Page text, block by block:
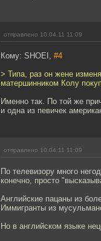
отправлено 10.04.11 11:09
Кому: SHOEI, #4
> Типа, раз он жене
матершинником Колу
Именно так. По той же
и одна из певичек
отправлено 10.04.11 11:09
По телевизору много
конечно, просто
Английские пацаны из
Иммигранты из
Но в английском языке